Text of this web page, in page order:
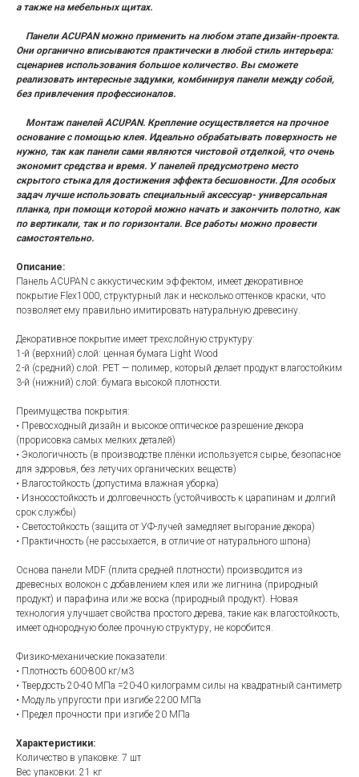
а также на мебельных щитах.
Панели ACUPAN можно применить на любом этапе дизайн-проекта.
Они органично вписываются практически в любой стиль интерьера:
сценариев использования большое количество. Вы сможете
реализовать интересные задумки, комбинируя панели между собой,
без привлечения профессионалов.
Монтаж панелей ACUPAN. Крепление осуществляется на прочное
основание с помощью клея. Идеально обрабатывать поверхность не
нужно, так как панели сами являются чистовой отделкой, что очень
экономит средства и время. У панелей предусмотрено место
скрытого стыка для достижения эффекта бесшовности. Для особых
задач лучше использовать специальный аксессуар- универсальная
планка, при помощи которой можно начать и закончить полотно, как
по вертикали, так и по горизонтали. Все работы можно провести
самостоятельно.
Описание:
Панель ACUPAN с аккустическим эффектом, имеет декоративное
покрытие Flex1000, структурный лак и несколько оттенков краски, что
позволяет ему правильно имитировать натуральную древесину.
Декоративное покрытие имеет трехслойную структуру:
1-й (верхний) слой: ценная бумага Light Wood
2-й (средний) слой: PET — полимер, который делает продукт влагостойким
3-й (нижний) слой: бумага высокой плотности.
Преимущества покрытия:
• Превосходный дизайн и высокое оптическое разрешение декора
(прорисовка самых мелких деталей)
• Экологичность (в производстве плёнки используется сырье, безопасное
для здоровья, без летучих органических веществ)
• Влагостойкость (допустима влажная уборка)
• Износостойкость и долговечность (устойчивость к царапинам и долгий
срок службы)
• Светостойкость (защита от УФ-лучей замедляет выгорание декора)
• Практичность (не рассыхается, в отличие от натурального шпона)
Основа панели MDF (плита средней плотности) производится из
древесных волокон с добавлением клея или же лигнина (природный
продукт) и парафина или же воска (природный продукт). Новая
технология улучшает свойства простого дерева, такие как влагостойкость,
имеет однородную более прочную структуру, не коробится.
Физико-механические показатели:
• Плотность 600-800 кг/м3
• Твердость 20-40 МПа =20-40 килограмм силы на квадратный сантиметр
• Модуль упругости при изгибе 2200 МПа
• Предел прочности при изгибе 20 МПа
Характеристики:
Количество в упаковке: 7 шт
Вес упаковки: 21 кг